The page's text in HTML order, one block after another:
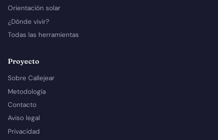
Orientación solar
¿Dónde vivir?
Todas las herramientas
Proyecto
Sobre Callejear
Metodología
Contacto
Aviso legal
Privacidad